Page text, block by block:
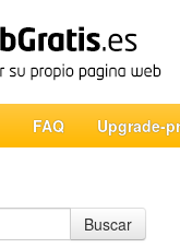
FAQ Upgrade-
Buscar